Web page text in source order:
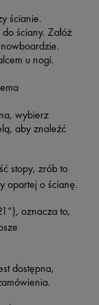
ścianie.
ściany. Załóż
u nogi.
wybierz
aby znaleźć
stopy, zrób to
opartej o ścianę.
oznacza to,
dostępna,